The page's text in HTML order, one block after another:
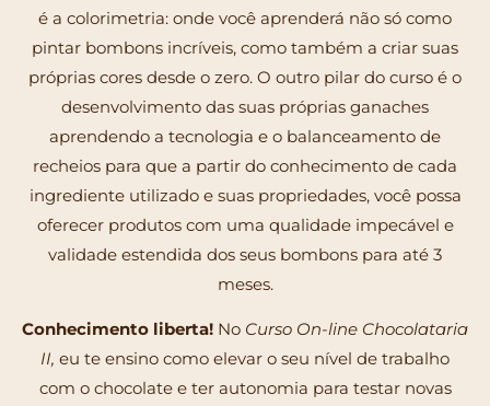
é a colorimetria: onde você aprenderá não só como
pintar bombons incríveis, como também a criar suas
próprias cores desde o zero. O outro pilar do curso é o
desenvolvimento das suas próprias ganaches
aprendendo a tecnologia e o balanceamento de
recheios para que a partir do conhecimento de cada
ingrediente utilizado e suas propriedades, você possa
oferecer produtos com uma qualidade impecável e
validade estendida dos seus bombons para até 3
meses.
Conhecimento liberta! No Curso On-line Chocolataria
II, eu te ensino como elevar o seu nível de trabalho
com o chocolate e ter autonomia para testar novas